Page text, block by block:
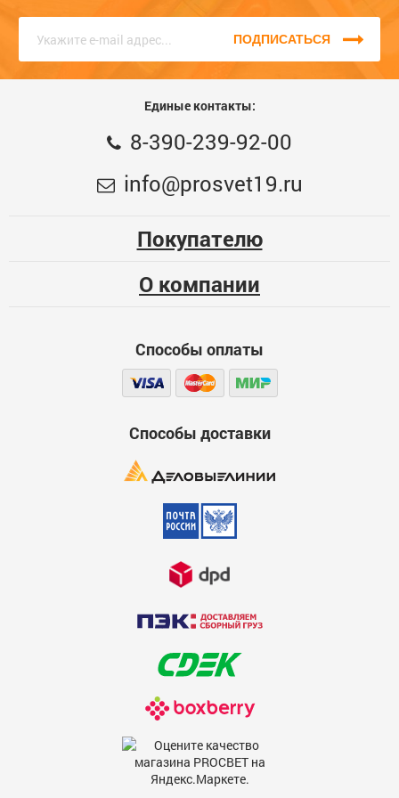
единый номер8 (3902) 399-200, КРУГЛОСУТОЧНО, наши
консультанты с радостью помогут Вам!ПОДПИСАТЬСЯ
Единые контакты:
8-390-239-92-00
info@prosvet19.ru
Покупателю
О компании
Способы оплаты
Способы доставки